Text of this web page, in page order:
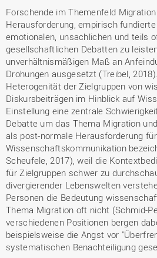
Forschende im Themenfeld
Herausforderung, empirisch
emotionalen, unsachlichen und teils
gesellschaftlichen Debatten zu
unverhältnismäßigen Maß an
Drohungen ausgesetzt (Treibel,
Heterogenität der Zielgruppen von
Diskursbeiträgen im Hinblick auf
Einstellung eine zentrale
Debatte um das Thema Migration
als post-normale Herausforderung
Wissenschaftskommunikation
Scheufele, 2017), weil die
für Zielgruppen schwer zu
divergierender Lebenswelten
Personen die Bedeutung
Thema Migration oft nicht (Schmid-
verschiedenen Positionen bergen
beispielsweise die Angst vor
systematischen Benachteiligung